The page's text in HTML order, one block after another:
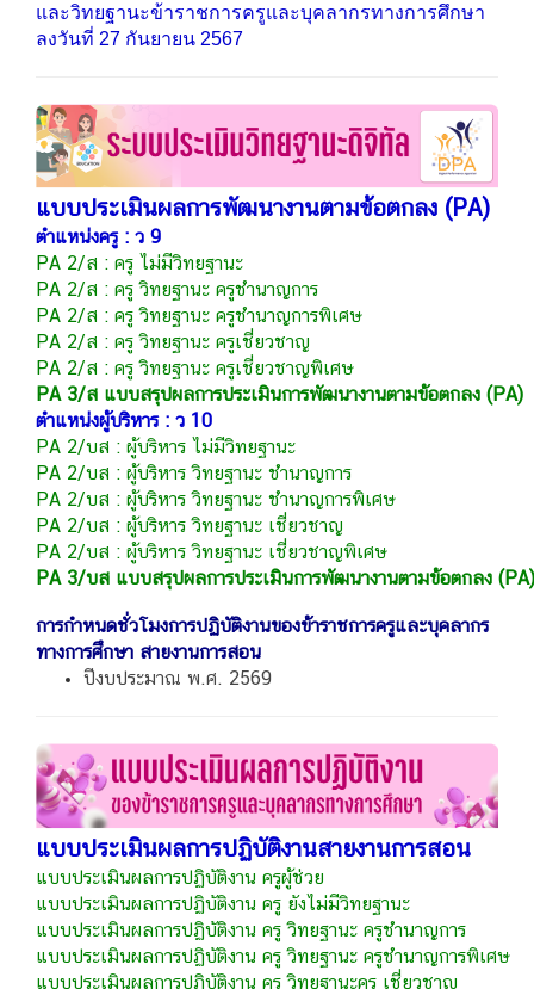
และวิทยฐานะข้าราชการครูและบุคลากรทางการศึกษา
ลงวันที่ 27 กันยายน 2567
แบบประเมินผลการพัฒนางานตามข้อตกลง (PA)
ตำแหน่งครู : ว 9
PA 2/ส : ครู ไม่มีวิทยฐานะ
PA 2/ส : ครู วิทยฐานะ ครูชำนาญการ
PA 2/ส : ครู วิทยฐานะ ครูชำนาญการพิเศษ
PA 2/ส : ครู วิทยฐานะ ครูเชี่ยวชาญ
PA 2/ส : ครู วิทยฐานะ ครูเชี่ยวชาญพิเศษ
PA 3/ส แบบสรุปผลการประเมินการพัฒนางานตามข้อตกลง (PA)
ตำแหน่งผู้บริหาร : ว 10
PA 2/บส : ผู้บริหาร ไม่มีวิทยฐานะ
PA 2/บส : ผู้บริหาร วิทยฐานะ ชำนาญการ
PA 2/บส : ผู้บริหาร วิทยฐานะ ชำนาญการพิเศษ
PA 2/บส : ผู้บริหาร วิทยฐานะ เชี่ยวชาญ
PA 2/บส : ผู้บริหาร วิทยฐานะ เชี่ยวชาญพิเศษ
PA 3/บส แบบสรุปผลการประเมินการพัฒนางานตามข้อตกลง (PA)
การกำหนดชั่วโมงการปฏิบัติงานของข้าราชการครูและบุคลากร
ทางการศึกษา สายงานการสอน
ปีงบประมาณ พ.ศ. 2569
แบบประเมินผลการปฏิบัติงานสายงานการสอน
แบบประเมินผลการปฏิบัติงาน ครูผู้ช่วย
แบบประเมินผลการปฏิบัติงาน ครู ยังไม่มีวิทยฐานะ
แบบประเมินผลการปฏิบัติงาน ครู วิทยฐานะ ครูชำนาญการ
แบบประเมินผลการปฏิบัติงาน ครู วิทยฐานะ ครูชำนาญการพิเศษ
แบบประเมินผลการปฏิบัติงาน ครู วิทยฐานะครู เชี่ยวชาญ